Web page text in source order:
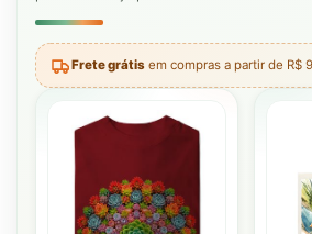
Frete grátis em compras a partir de R$